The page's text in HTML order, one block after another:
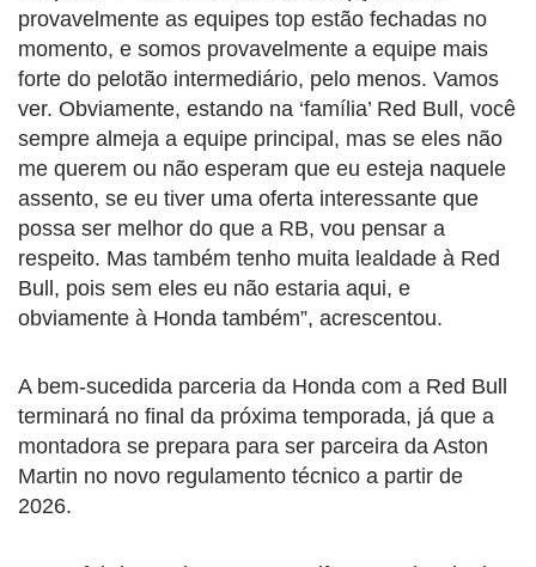
provavelmente as equipes top estão fechadas no
momento, e somos provavelmente a equipe mais
forte do pelotão intermediário, pelo menos. Vamos
ver. Obviamente, estando na ‘família’ Red Bull, você
sempre almeja a equipe principal, mas se eles não
me querem ou não esperam que eu esteja naquele
assento, se eu tiver uma oferta interessante que
possa ser melhor do que a RB, vou pensar a
respeito. Mas também tenho muita lealdade à Red
Bull, pois sem eles eu não estaria aqui, e
obviamente à Honda também”, acrescentou.
A bem-sucedida parceria da Honda com a Red Bull
terminará no final da próxima temporada, já que a
montadora se prepara para ser parceira da Aston
Martin no novo regulamento técnico a partir de
2026.